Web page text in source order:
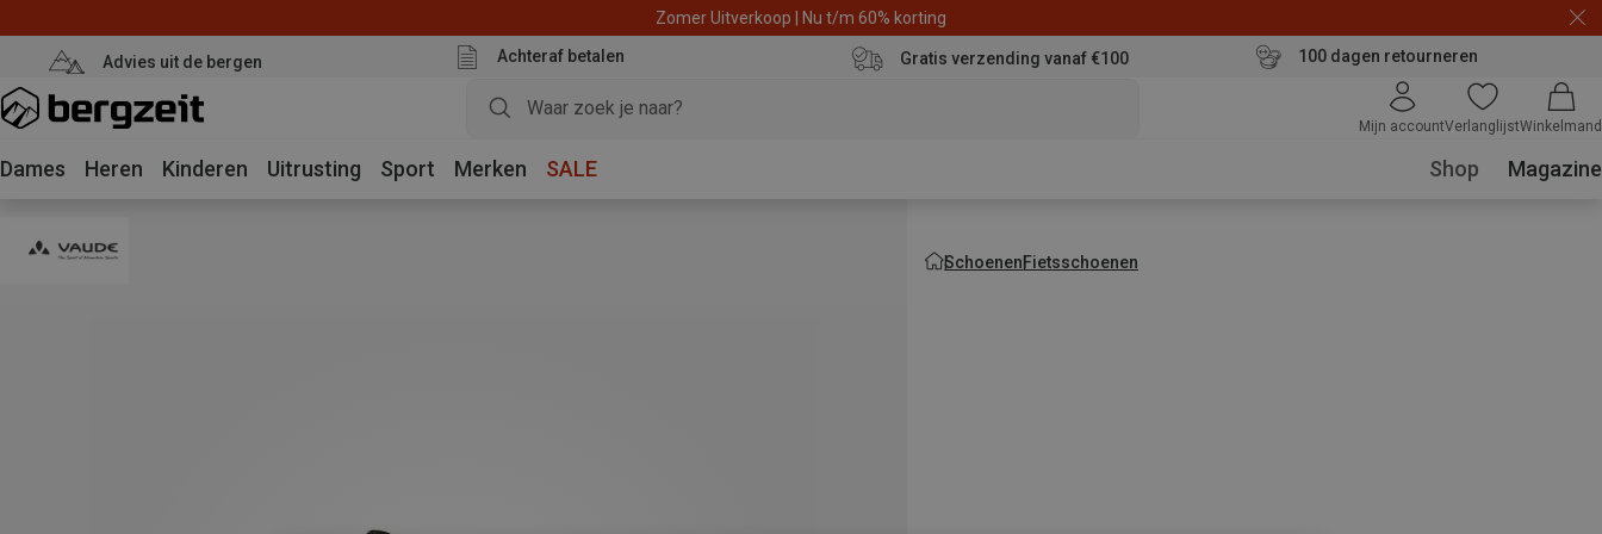
Zomer Uitverkoop | Nu t/m 60% korting
Advies uit de bergen Achteraf betalen Gratis verzending vanaf €100 100 dagen retourneren
Mijn accountVerlanglijstWinkelmand
Dames Heren Kinderen Uitrusting Sport Merken SALE Shop Magazine
SchoenenFietsschoenen